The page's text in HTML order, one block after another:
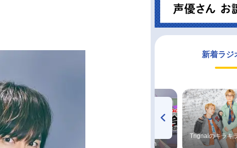
新着ラジ
美紀のおんぷの気持ち
ニメイトタイムズ
radio 大直会 2nd season
Trignalのキラキ